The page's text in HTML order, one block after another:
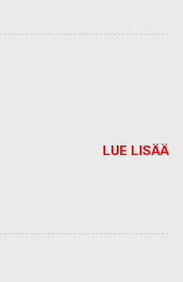
LUE LISÄÄ